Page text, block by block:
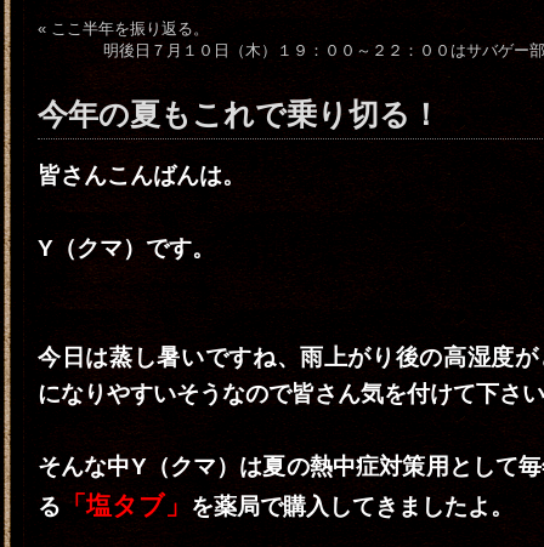
« ここ半年を振り返る。
明後日７月１０日（木）１９：００～２２：００はサバゲー
今年の夏もこれで乗り切る！
皆さんこんばんは。
Y（クマ）です。
今日は蒸し暑いですね、雨上がり後の高湿度
になりやすいそうなので皆さん気を付けて下さ
そんな中Y（クマ）は夏の熱中症対策用として
る「塩タブ」 を薬局で購入してきましたよ。